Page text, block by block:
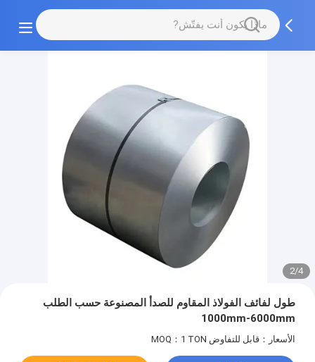
2/4
طول لفائف الفولاذ المقاوم للصدأ المصنوعة حسب الطلب
1000mm-6000mm
الأسعار：قابل للتفاوض MOQ：1 TON